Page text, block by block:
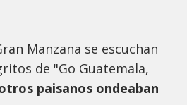
Manzana se escuchan
de "Go Guatemala,
paisanos ondeaban